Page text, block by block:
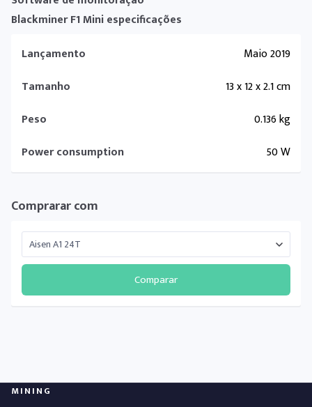
Blackminer F1 Mini especificações
Lançamento
Maio 2019
Tamanho
13 x 12 x 2.1 cm
Peso
0.136 kg
Power consumption
50 W
Comprarar com
Comparar
MINING